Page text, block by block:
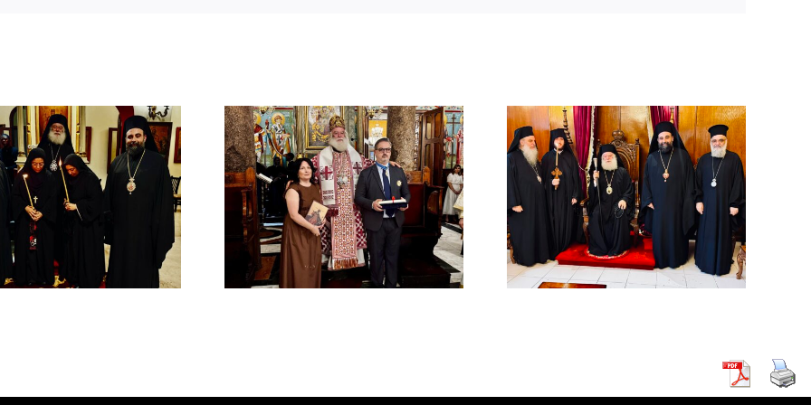
Νέος Αρχιμανδρίτης
και Πατριαρχική Τιμή
στον Γενικό Πρόξενο
Αλεξανδρείας
Νέος Μοναχός στο
Πατριαρχείο
Αλεξανδρείας